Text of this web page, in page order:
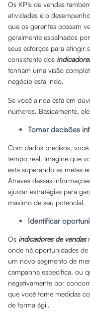
Os KPIs de vendas
atividades e o
que os gerentes possam
geralmente espalhados
seus esforços para atingir
consistente dos
tenham uma visão
negócio está indo.
Se você ainda está em
números. Basicamente,
Tomar decisões
Com dados precisos,
tempo real. Imagine que
está superando as metas
Através dessas
ajustar estratégias para
máximo de seu potencial.
Identificar
Os indicadores de vendas
onde há oportunidades
um novo segmento de
campanha específica, ou
negativamente por
que você tome medidas
de forma ágil.